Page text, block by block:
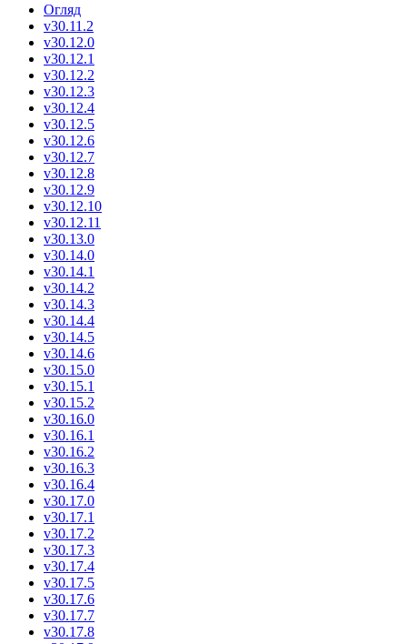
Огляд
v30.11.2
v30.12.0
v30.12.1
v30.12.2
v30.12.3
v30.12.4
v30.12.5
v30.12.6
v30.12.7
v30.12.8
v30.12.9
v30.12.10
v30.12.11
v30.13.0
v30.14.0
v30.14.1
v30.14.2
v30.14.3
v30.14.4
v30.14.5
v30.14.6
v30.15.0
v30.15.1
v30.15.2
v30.16.0
v30.16.1
v30.16.2
v30.16.3
v30.16.4
v30.17.0
v30.17.1
v30.17.2
v30.17.3
v30.17.4
v30.17.5
v30.17.6
v30.17.7
v30.17.8